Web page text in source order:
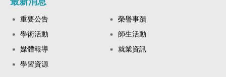
重要公告
榮譽事蹟
學術活動
師生活動
媒體報導
就業資訊
學習資源